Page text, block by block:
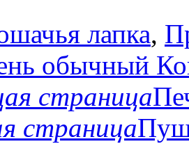
лапка,
обычный
страница
страница